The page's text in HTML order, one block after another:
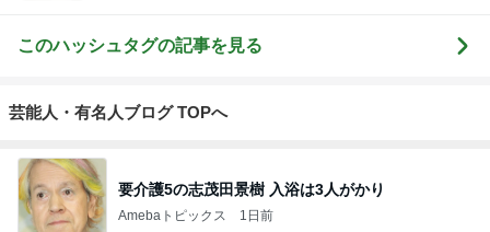
このハッシュタグの記事を見る
芸能人・有名人ブログ TOPへ
要介護5の志茂田景樹 入浴は3人がかり
Amebaトピックス 1日前